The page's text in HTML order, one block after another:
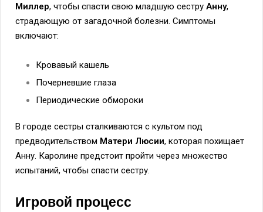
Миллер, чтобы спасти свою младшую сестру Анну,
страдающую от загадочной болезни. Симптомы
включают:
Кровавый кашель
Почерневшие глаза
Периодические обмороки
В городе сестры сталкиваются с культом под
предводительством Матери Люсии, которая похищает
Анну. Каролине предстоит пройти через множество
испытаний, чтобы спасти сестру.
Игровой процесс